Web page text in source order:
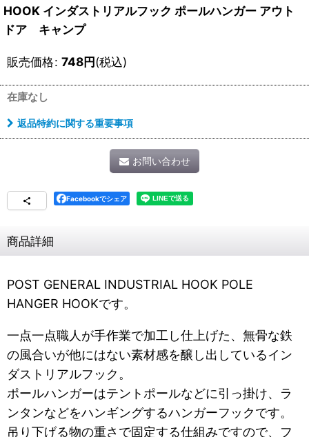
HOOK インダストリアルフック ポールハンガー アウト
ドア キャンプ
販売価格: 748円(税込)
在庫なし
返品特約に関する重要事項
お問い合わせ
Facebookでシェア
商品詳細
POST GENERAL INDUSTRIAL HOOK POLE
HANGER HOOKです。
一点一点職人が手作業で加工し仕上げた、無骨な鉄
の風合いが他にはない素材感を醸し出しているイン
ダストリアルフック。
ポールハンガーはテントポールなどに引っ掛け、ラ
ンタンなどをハンギングするハンガーフックです。
吊り下げる物の重さで固定する仕組みですので、フ